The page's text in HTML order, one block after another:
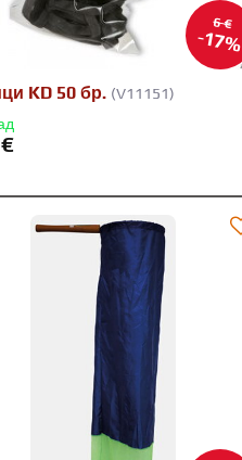
6 €
17%
KD 50 бр. (V11151)